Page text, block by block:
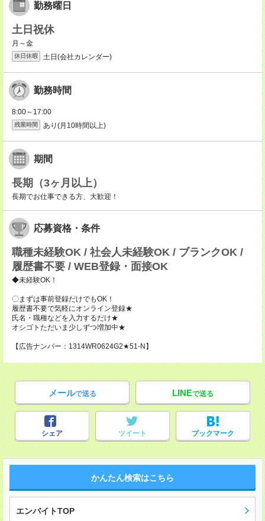
勤務曜日
土日祝休
月～金
休日休暇 土日(会社カレンダー)
勤務時間
8:00～17:00
残業時間 あり(月10時間以上)
期間
長期（3ヶ月以上）
長期でお仕事できる方、大歓迎！
応募資格・条件
職種未経験OK / 社会人未経験OK / ブランクOK /
履歴書不要 / WEB登録・面接OK
◆未経験OK！
〇まずは事前登録だけでもOK！
履歴書不要で気軽にオンライン登録★
氏名・職種などを入力するだけ★
オシゴトただいま少しずつ増加中★
【広告ナンバー：1314WR0624G2★51-N】
メールで送る LINEで送る
シェア ツイート ブックマーク
かんたん検索はこちら
エンバイトTOP